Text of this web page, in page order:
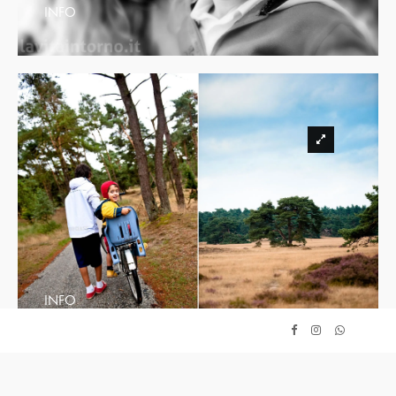
INFO
INFO